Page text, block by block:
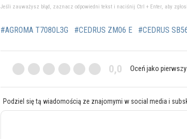
Jeśli zauważysz błąd, zaznacz odpowiedni tekst i naciśnij Ctrl + Enter, aby
#AGROMA T7080L3G #CEDRUS ZM06 E #CEDRUS
0,0 Oceń jako pierwszy
Podziel się tą wiadomością ze znajomymi w social media i